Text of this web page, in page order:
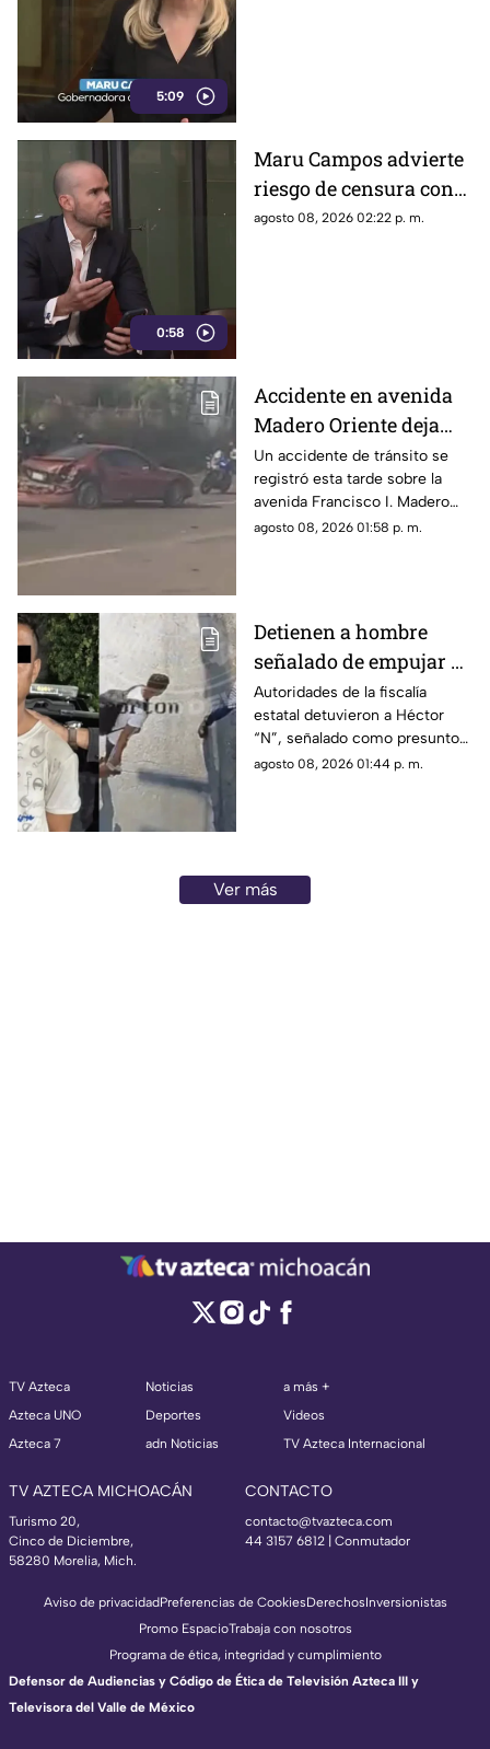
5:09
0:58
Maru Campos advierte
riesgo de censura con
nuevos lineamientos
agosto 08, 2026 02:22 p. m.
Accidente en avenida
Madero Oriente deja
daños materiales en
Morelia
Un accidente de tránsito se
registró esta tarde sobre la
avenida Francisco I. Madero
Oriente, en Morelia, a la altura
agosto 08, 2026 01:58 p. m.
Detienen a hombre
señalado de empujar a
adulto mayor que
murió arrollado por
tráiler
Autoridades de la fiscalía
estatal detuvieron a Héctor
“N”, señalado como presunto
responsable de empujar a un
agosto 08, 2026 01:44 p. m.
Ver más
TV Azteca
Azteca UNO
Azteca 7
Noticias
Deportes
adn Noticias
a más +
Videos
TV Azteca Internacional
TV AZTECA MICHOACÁN
Turismo 20,
Cinco de Diciembre,
58280 Morelia, Mich.
CONTACTO
contacto@tvazteca.com
44 3157 6812 | Conmutador
Aviso de privacidadPreferencias de CookiesDerechosInversionistas
Promo EspacioTrabaja con nosotros
Programa de ética, integridad y cumplimiento
Defensor de Audiencias y Código de Ética de Televisión Azteca III y
Televisora del Valle de México